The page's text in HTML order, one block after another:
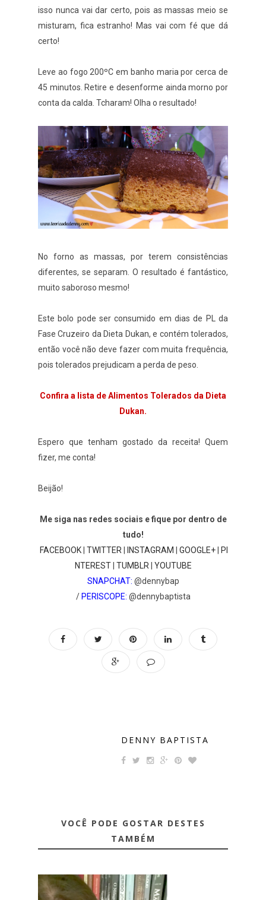
isso nunca vai dar certo, pois as massas meio se
misturam, fica estranho! Mas vai com fé que dá
certo!
Leve ao fogo 200ºC em banho maria por cerca de
45 minutos. Retire e desenforme ainda morno por
conta da calda. Tcharam! Olha o resultado!
No forno as massas, por terem consistências
diferentes, se separam. O resultado é fantástico,
muito saboroso mesmo!
Este bolo pode ser consumido em dias de PL da
Fase Cruzeiro da Dieta Dukan, e contém tolerados,
então você não deve fazer com muita frequência,
pois tolerados prejudicam a perda de peso.
Confira a lista de Alimentos Tolerados da Dieta
Dukan.
Espero que tenham gostado da receita! Quem
fizer, me conta!
Beijão!
Me siga nas redes sociais e fique por dentro de
tudo!
FACEBOOK TWITTER INSTAGRAM GOOGLE+
PI
NTEREST| TUMBLR| YOUTUBE
SNAPCHAT: @dennybap
/ PERISCOPE: @dennybaptista
DENNY BAPTISTA
VOCÊ PODE GOSTAR DESTES
TAMBÉM